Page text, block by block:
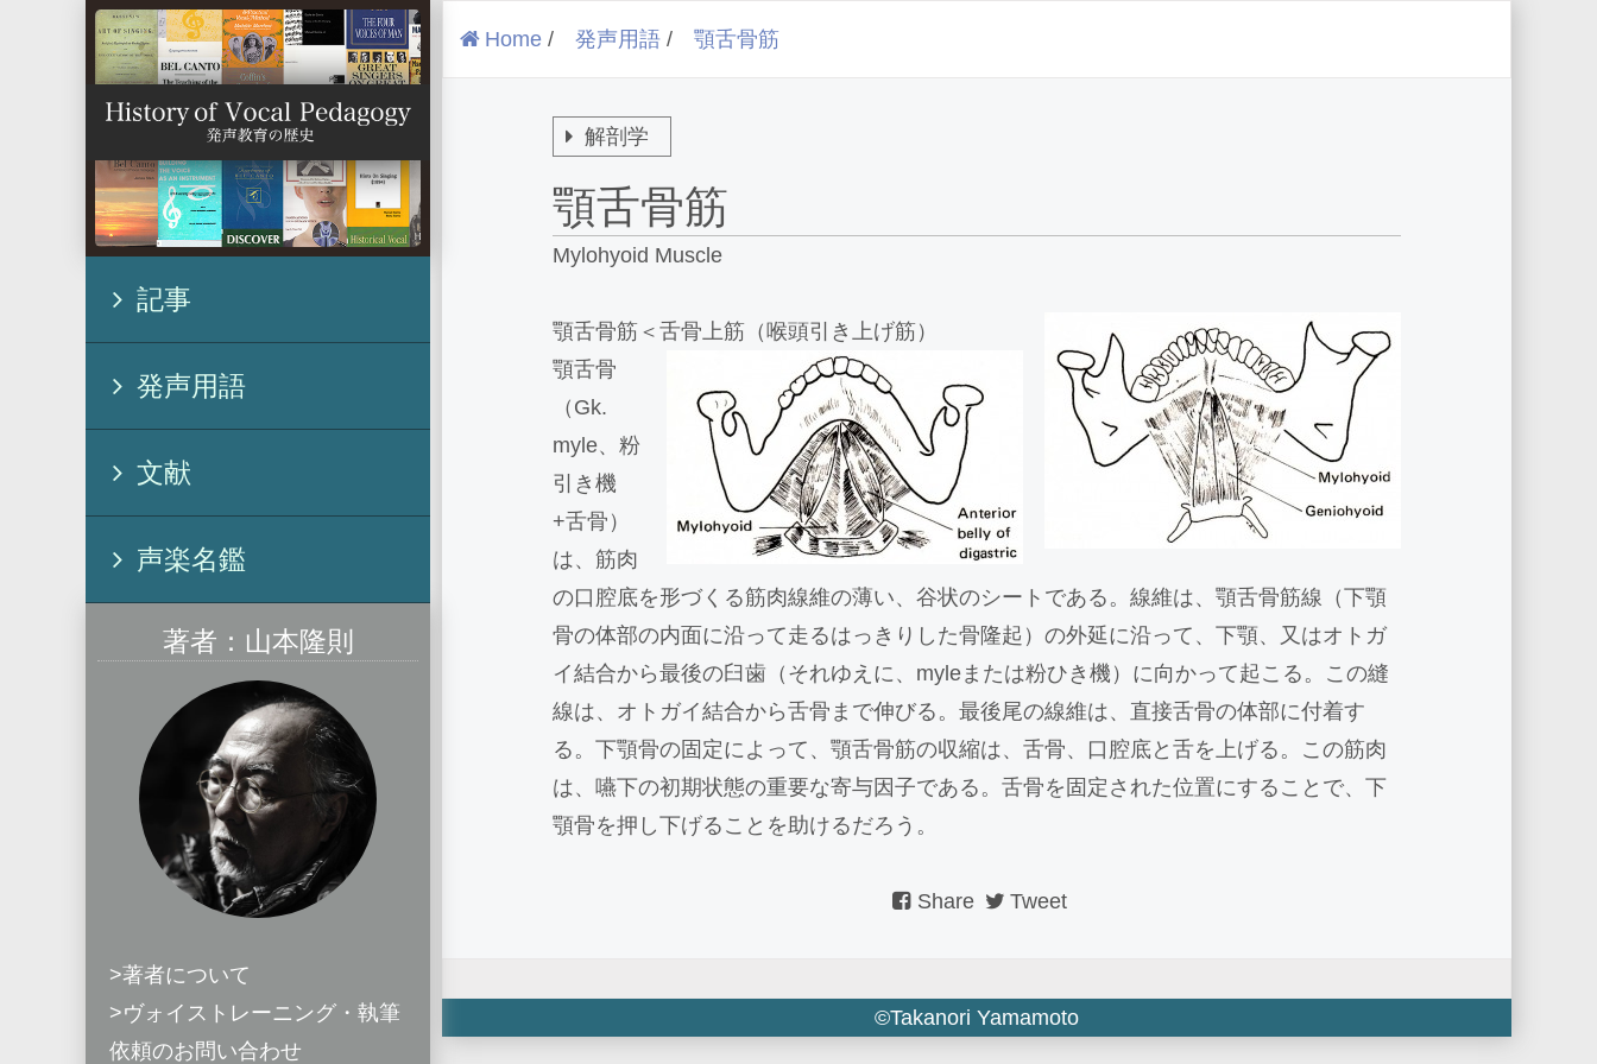
記事
発声用語
文献
声楽名鑑
Home / 発声用語 / 顎舌骨筋
解剖学
顎舌骨筋
Mylohyoid Muscle
顎舌骨筋＜舌骨上筋（喉頭引き上げ筋）
顎舌骨
（Gk.
myle、粉
引き機
+舌骨）
は、筋肉
の口腔底を形づくる筋肉線維の薄い、谷状のシートである。線維は、顎舌骨筋線（下顎
骨の体部の内面に沿って走るはっきりした骨隆起）の外延に沿って、下顎、又はオトガ
イ結合から最後の臼歯（それゆえに、myleまたは粉ひき機）に向かって起こる。この縫
線は、オトガイ結合から舌骨まで伸びる。最後尾の線維は、直接舌骨の体部に付着す
る。下顎骨の固定によって、顎舌骨筋の収縮は、舌骨、口腔底と舌を上げる。この筋肉
は、嚥下の初期状態の重要な寄与因子である。舌骨を固定された位置にすることで、下
顎骨を押し下げることを助けるだろう。
Share Tweet
©Takanori Yamamoto
著者：山本隆則
>著者について
>ヴォイストレーニング・執筆
依頼のお問い合わせ